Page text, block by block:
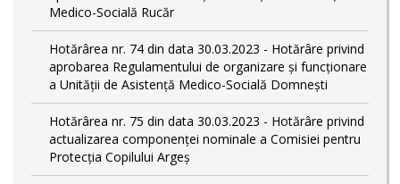
Medico-Socială Rucăr
Hotărârea nr. 74 din data 30.03.2023 - Hotărâre privind
aprobarea Regulamentului de organizare și funcționare
a Unității de Asistență Medico-Socială Domnești
Hotărârea nr. 75 din data 30.03.2023 - Hotărâre privind
actualizarea componenței nominale a Comisiei pentru
Protecția Copilului Argeș